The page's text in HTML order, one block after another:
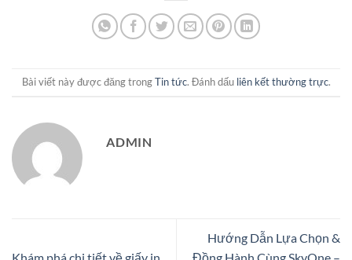
Bài viết này được đăng trongTin tức. Đánh dấu liên kết thường trực.
ADMIN
Hướng Dẫn Lựa Chọn &